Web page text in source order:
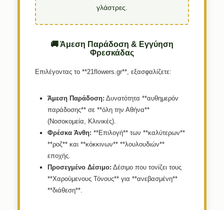
γλάστρες.
🚚 Άμεση Παράδοση & Εγγύηση
Φρεσκάδας
Επιλέγοντας το **21flowers.gr**, εξασφαλίζετε:
Άμεση Παράδοση: Δυνατότητα **αυθημερόν
παράδοσης** σε **όλη την Αθήνα**
(Νοσοκομεία, Κλινικές).
Φρέσκα Άνθη: **Επιλογή** των **καλύτερων**
**ροζ** και **κόκκινων** **λουλουδιών**
εποχής.
Προσεγμένο Δέσιμο: Δέσιμο που τονίζει τους
**Χαρούμενους Τόνους** για **ανεβασμένη**
**διάθεση**.